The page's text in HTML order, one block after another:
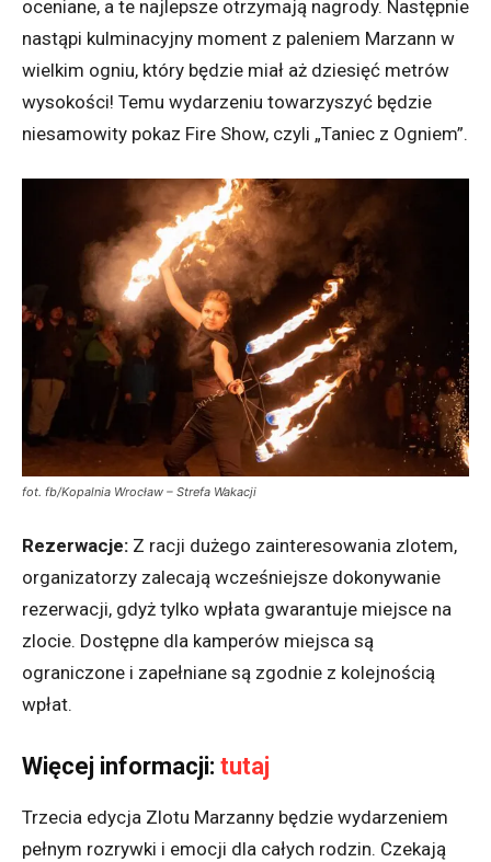
oceniane, a te najlepsze otrzymają nagrody. Następnie
nastąpi kulminacyjny moment z paleniem Marzann w
wielkim ogniu, który będzie miał aż dziesięć metrów
wysokości! Temu wydarzeniu towarzyszyć będzie
niesamowity pokaz Fire Show, czyli „Taniec z Ogniem”.
fot. fb/Kopalnia Wrocław – Strefa Wakacji
Rezerwacje: Z racji dużego zainteresowania zlotem,
organizatorzy zalecają wcześniejsze dokonywanie
rezerwacji, gdyż tylko wpłata gwarantuje miejsce na
zlocie. Dostępne dla kamperów miejsca są
ograniczone i zapełniane są zgodnie z kolejnością
wpłat.
Więcej informacji: tutaj
Trzecia edycja Zlotu Marzanny będzie wydarzeniem
pełnym rozrywki i emocji dla całych rodzin. Czekają